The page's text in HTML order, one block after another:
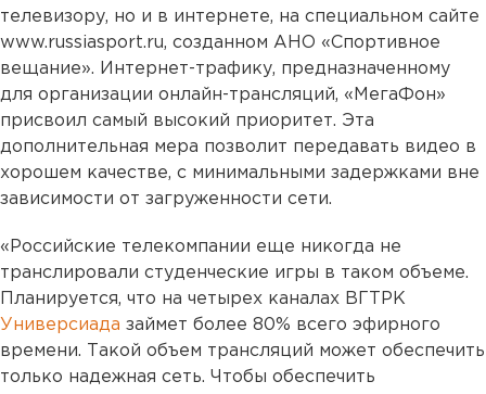
телевизору, но и в интернете, на специальном сайте
www.russiasport.ru, созданном АНО «Спортивное
вещание». Интернет-трафику, предназначенному
для организации онлайн-трансляций, «МегаФон»
присвоил самый высокий приоритет. Эта
дополнительная мера позволит передавать видео в
хорошем качестве, с минимальными задержками вне
зависимости от загруженности сети.
«Российские телекомпании еще никогда не
транслировали студенческие игры в таком объеме.
Планируется, что на четырех каналах ВГТРК
Универсиада займет более 80% всего эфирного
времени. Такой объем трансляций может обеспечить
только надежная сеть. Чтобы обеспечить